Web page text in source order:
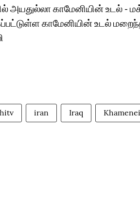
அயதுல்லா காமேனியின் உடல்
காமேனியின் உடல்
iran Iraq Khamenei